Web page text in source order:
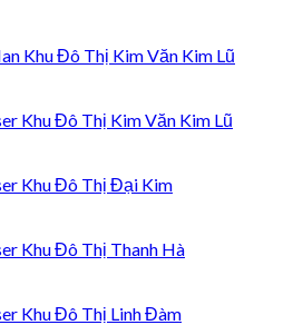
Khu Đô Thị Kim Văn Kim Lũ
Khu Đô Thị Kim Văn Kim Lũ
Khu Đô Thị Đại Kim
Khu Đô Thị Thanh Hà
Khu Đô Thị Linh Đàm